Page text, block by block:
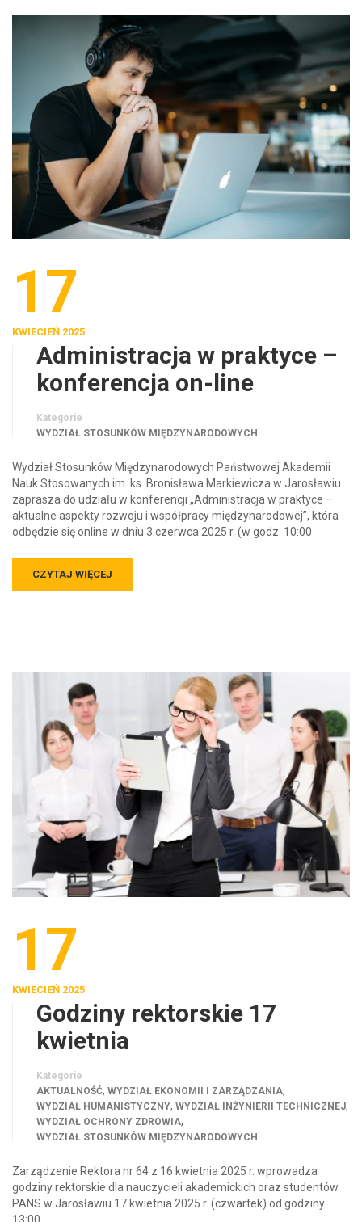
17
KWIECIEŃ 2025
Administracja w praktyce –
konferencja on-line
Kategorie
WYDZIAŁ STOSUNKÓW MIĘDZYNARODOWYCH
Wydział Stosunków Międzynarodowych Państwowej Akademii
Nauk Stosowanych im. ks. Bronisława Markiewicza w Jarosławiu
zaprasza do udziału w konferencji „Administracja w praktyce –
aktualne aspekty rozwoju i współpracy międzynarodowej”, która
odbędzie się online w dniu 3 czerwca 2025 r. (w godz. 10:00
CZYTAJ WIĘCEJ
17
KWIECIEŃ 2025
Godziny rektorskie 17
kwietnia
Kategorie
AKTUALNOŚĆ, WYDZIAŁ EKONOMII I ZARZĄDZANIA,
WYDZIAŁ HUMANISTYCZNY, WYDZIAŁ INŻYNIERII TECHNICZNEJ,
WYDZIAŁ OCHRONY ZDROWIA,
WYDZIAŁ STOSUNKÓW MIĘDZYNARODOWYCH
Zarządzenie Rektora nr 64 z 16 kwietnia 2025 r. wprowadza
godziny rektorskie dla nauczycieli akademickich oraz studentów
PANS w Jarosławiu 17 kwietnia 2025 r. (czwartek) od godziny